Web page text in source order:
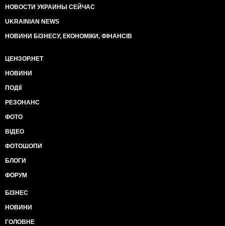
НОВОСТИ УКРАИНЫ СЕЙЧАС
UKRAINIAN NEWS
НОВИНИ БІЗНЕСУ, ЕКОНОМІКИ, ФІНАНСІВ
ЦЕНЗОР.НЕТ
НОВИНИ
ПОДІЇ
РЕЗОНАНС
ФОТО
ВІДЕО
ФОТОШОПИ
БЛОГИ
ФОРУМ
БІЗНЕС
НОВИНИ
ГОЛОВНЕ